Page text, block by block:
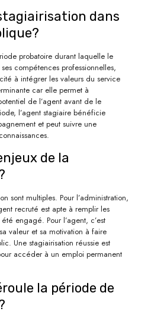
dans
probatoire durant laquelle le
compétences professionnelles,
à intégrer les valeurs du service
car elle permet à
de l’agent avant de le
l’agent stagiaire bénéficie
et peut suivre une
de la
sont multiples. Pour l’administration,
recruté est apte à remplir les
engagé. Pour l’agent, c’est
valeur et sa motivation à faire
Une stagiairisation réussie est
accéder à un emploi permanent
la période de